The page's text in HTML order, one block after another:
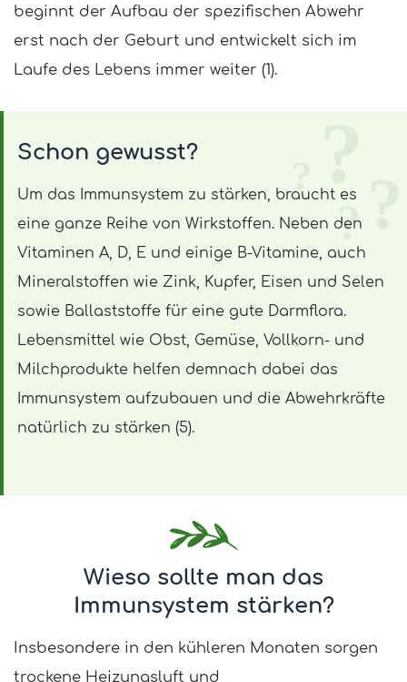
beginnt der Aufbau der spezifischen Abwehr
erst nach der Geburt und entwickelt sich im
Laufe des Lebens immer weiter (1).
Schon gewusst?
Um das Immunsystem zu stärken, braucht es
eine ganze Reihe von Wirkstoffen. Neben den
Vitaminen A, D, E und einige B-Vitamine, auch
Mineralstoffen wie Zink, Kupfer, Eisen und Selen
sowie Ballaststoffe für eine gute Darmflora.
Lebensmittel wie Obst, Gemüse, Vollkorn- und
Milchprodukte helfen demnach dabei das
Immunsystem aufzubauen und die Abwehrkräfte
natürlich zu stärken (5).
Wieso sollte man das
Immunsystem stärken?
Insbesondere in den kühleren Monaten sorgen
trockene Heizungsluft und